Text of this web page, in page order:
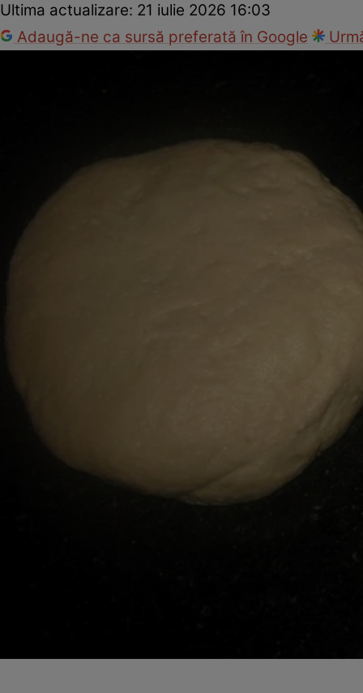
Ultima actualizare: 21 iulie 2026 16:03
Adaugă-ne ca sursă preferată în Google